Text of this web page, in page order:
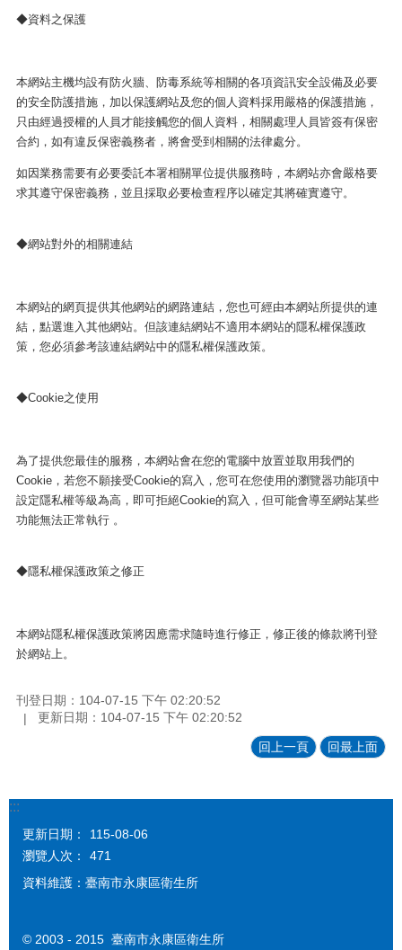
◆資料之保護
本網站主機均設有防火牆、防毒系統等相關的各項資訊安全設備及必要
的安全防護措施，加以保護網站及您的個人資料採用嚴格的保護措施，
只由經過授權的人員才能接觸您的個人資料，相關處理人員皆簽有保密
合約，如有違反保密義務者，將會受到相關的法律處分。
如因業務需要有必要委託本署相關單位提供服務時，本網站亦會嚴格要
求其遵守保密義務，並且採取必要檢查程序以確定其將確實遵守。
◆網站對外的相關連結
本網站的網頁提供其他網站的網路連結，您也可經由本網站所提供的連
結，點選進入其他網站。但該連結網站不適用本網站的隱私權保護政
策，您必須參考該連結網站中的隱私權保護政策。
◆Cookie之使用
為了提供您最佳的服務，本網站會在您的電腦中放置並取用我們的
Cookie，若您不願接受Cookie的寫入，您可在您使用的瀏覽器功能項中
設定隱私權等級為高，即可拒絕Cookie的寫入，但可能會導至網站某些
功能無法正常執行 。
◆隱私權保護政策之修正
本網站隱私權保護政策將因應需求隨時進行修正，修正後的條款將刊登
於網站上。
刊登日期：104-07-15 下午 02:20:52
更新日期：104-07-15 下午 02:20:52
回上一頁 回最上面
:::
更新日期：
115-08-06
瀏覽人次：
471
資料維護：臺南市永康區衛生所
© 2003 - 2015 臺南市永康區衛生所